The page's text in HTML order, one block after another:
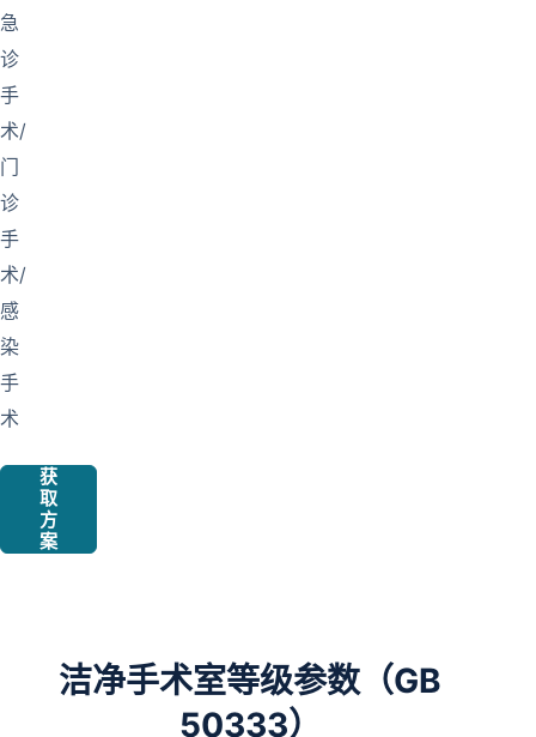
急
诊
手
术/
门
诊
手
术/
感
染
手
术
获
取
方
案
洁净手术室等级参数（GB
50333）